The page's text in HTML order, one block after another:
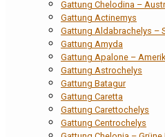
Gattung Chelodina –
Gattung Actinemys
Gattung Aldabrachelys –
Gattung Amyda
Gattung Apalone –
Gattung Astrochelys
Gattung Batagur
Gattung Caretta
Gattung Carettochelys
Gattung Centrochelys